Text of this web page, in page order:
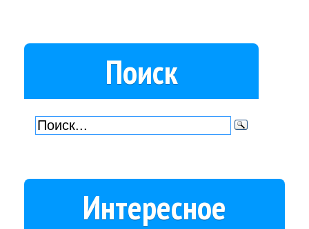
Поиск
Интересное